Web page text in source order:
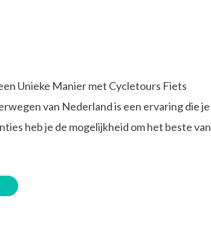
Unieke Manier met Cycletours Fiets
van Nederland is een ervaring die je
heb je de mogelijkheid om het beste van